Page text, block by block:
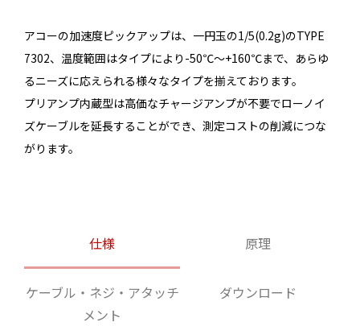
アコーの加速度ピックアップは、一円玉の1/5(0.2g)のTYPE
7302、温度範囲はタイプにより-50℃～+160℃まで、あらゆ
るニーズに応えられる様々なタイプを揃えております。
プリアンプ内蔵型は高価なチャージアンプが不要でローノイ
ズケーブルを延長することができ、測定コストの削減につな
がります。
仕様 原理
ケーブル・ネジ・アタッチ
メント
ダウンロード